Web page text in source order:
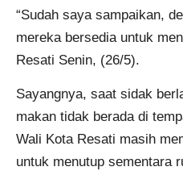
“Sudah saya sampaikan,
mereka bersedia untuk
Resati Senin, (26/5).
Sayangnya, saat sidak
makan tidak berada di
Wali Kota Resati masih
untuk menutup sementara